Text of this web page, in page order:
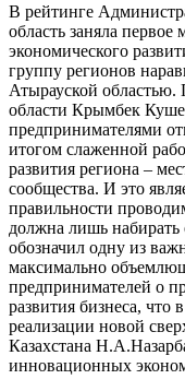
В рейтинге
область заняла
экономического
группу регионов
Атырауской
области Крымбек
предпринимателями
итогом слаженной
развития региона –
сообщества. И это
правильности
должна лишь
обозначил одну из
максимально
предпринимателей о
развития бизнеса, что
реализации новой
Казахстана
инновационных